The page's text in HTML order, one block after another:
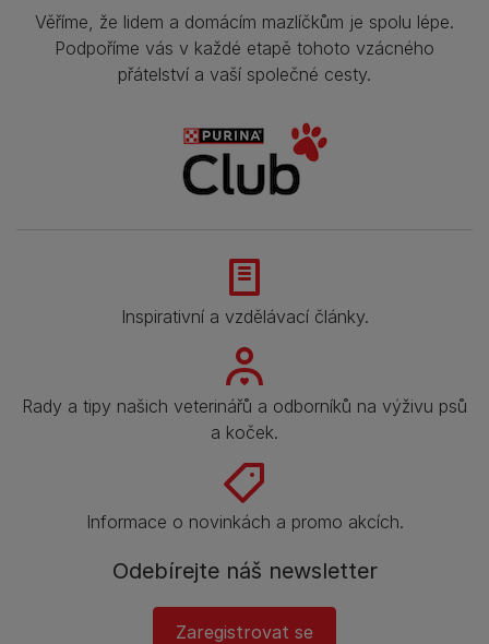
Věříme, že lidem a domácím mazlíčkům je spolu lépe.
Podpoříme vás v každé etapě tohoto vzácného
přátelství a vaší společné cesty.
Inspirativní a vzdělávací články.
Rady a tipy našich veterinářů a odborníků na výživu psů
a koček.
Informace o novinkách a promo akcích.
Odebírejte náš newsletter
Zaregistrovat se